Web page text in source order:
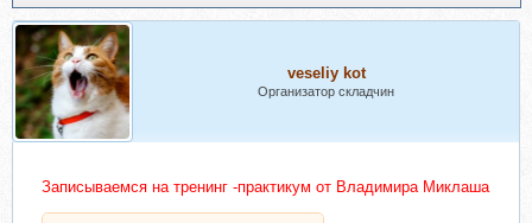
veseliy kot
Организатор складчин
Записываемся на тренинг -практикум от Владимира Миклаша